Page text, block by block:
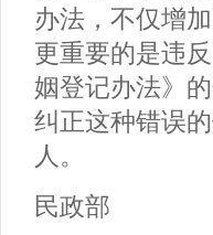
办法，不仅增
更重要的是违
姻登记办法》
纠正这种错误
人。
民政部